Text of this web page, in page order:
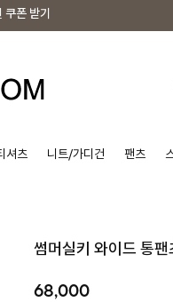
쿠폰 받기
셔츠 니트/가디건 팬츠
썸머실키 와이드 통팬
68,000